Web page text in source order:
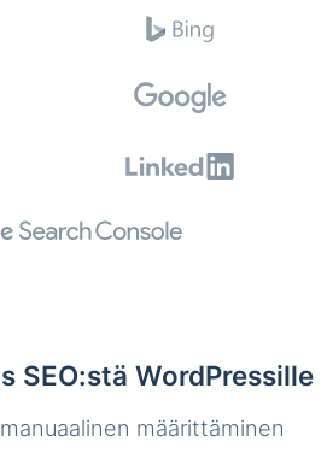
SEO:stä WordPressille
määrittäminen